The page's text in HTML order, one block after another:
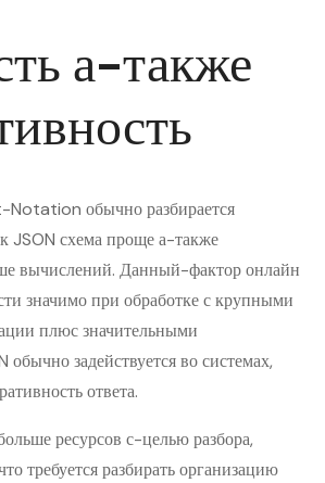
а-также
обычно разбирается
JSON схема проще а-также
вычислений. Данный-фактор онлайн
значимо при обработке с крупными
плюс значительными
обычно задействуется во системах,
ответа.
ресурсов с-целью разбора,
требуется разбирать организацию